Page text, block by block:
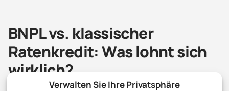
Verwalten Sie Ihre Privatsphäre
BNPL vs. klassischer
Ratenkredit: Was lohnt sich
wirklich?